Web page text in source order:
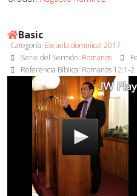
Basic
Categoría: Escuela dominical 2017
Serie del Sermón: Romanos
Referencia Bíblica: Romanos 12:1-2